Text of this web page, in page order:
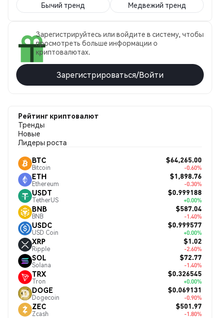
Бычий тренд Медвежий тренд
Зарегистрируйтесь или войдите в систему, чтобы
просмотреть больше информации о
криптовалютах.
Зарегистрироваться/Войти
Рейтинг криптовалют
Тренды
Новые
Лидеры роста
BTC
Bitcoin
$64,265.00
-0.60%
ETH
Ethereum
$1,898.76
-0.30%
USDT
TetherUS
$0.999188
+0.00%
BNB
BNB
$587.04
-1.40%
USDC
USD Coin
$0.999577
+0.00%
XRP
Ripple
$1.02
-2.60%
SOL
Solana
$72.77
-1.40%
TRX
Tron
$0.326545
+0.00%
DOGE
Dogecoin
$0.069131
-0.90%
ZEC
Zcash
$501.97
-1.80%